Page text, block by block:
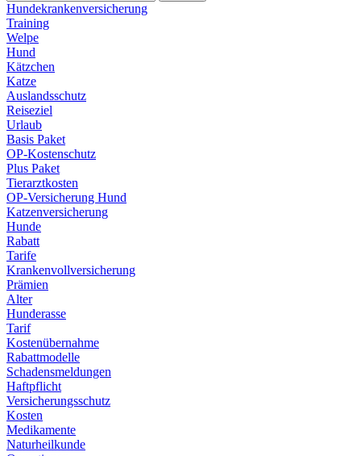
Hundekrankenversicherung
Training
Welpe
Hund
Kätzchen
Katze
Auslandsschutz
Reiseziel
Urlaub
Basis Paket
OP-Kostenschutz
Plus Paket
Tierarztkosten
OP-Versicherung Hund
Katzenversicherung
Hunde
Rabatt
Tarife
Krankenvollversicherung
Prämien
Alter
Hunderasse
Tarif
Kostenübernahme
Rabattmodelle
Schadensmeldungen
Haftpflicht
Versicherungsschutz
Kosten
Medikamente
Naturheilkunde